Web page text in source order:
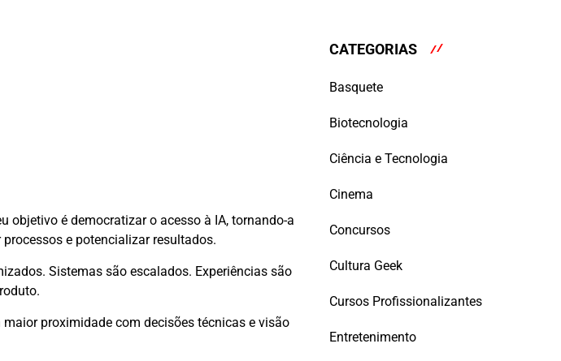
objetivo é democratizar o acesso à IA, tornando-a
e potencializar resultados.
Sistemas são escalados. Experiências são
proximidade com decisões técnicas e visão
CATEGORIAS
Basquete
Biotecnologia
Ciência e Tecnologia
Cinema
Concursos
Cultura Geek
Cursos Profissionalizantes
Entretenimento